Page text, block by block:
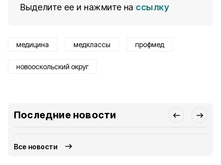
Выделите ее и нажмите на ссылку
медицина медклассы профмед
новооскольский округ
Последние новости
Все новости